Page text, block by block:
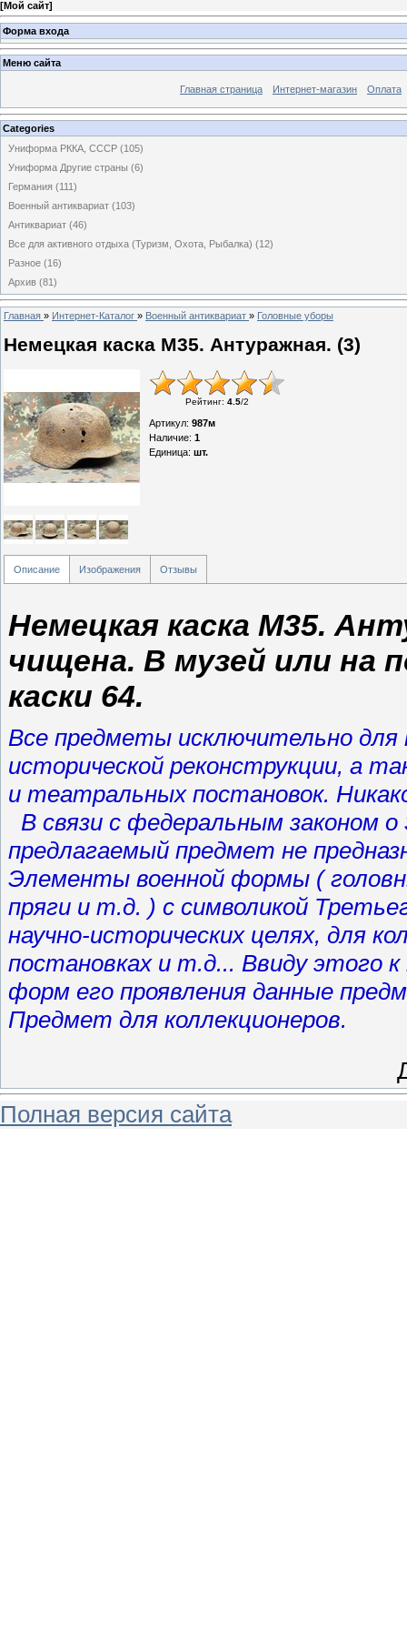
[Мой сайт]
Форма входа
Меню сайта
Главная страница Интернет-магазин Оплата
Categories
Униформа РККА, СССР (105)
Униформа Другие страны (6)
Германия (111)
Военный антиквариат (103)
Антиквариат (46)
Все для активного отдыха (Туризм, Охота, Рыбалка) (12)
Разное (16)
Архив (81)
Главная » Интернет-Каталог » Военный антиквариат » Головные уборы
Немецкая каска М35. Антуражная. (3)
Рейтинг: 4.5/2
Артикул: 987м
Наличие: 1
Единица: шт.
Описание Изображения Отзывы
Немецкая каска М35.
чищена. В музей или на
каски 64.
Все предметы исключительно для
исторической реконструкции, а
и театральных постановок.
В связи с федеральным законом
предлагаемый предмет не
Элементы военной формы (
пряги и т.д. ) с символикой
научно-исторических целях, для
постановках и т.д... Ввиду этого к
форм его проявления данные
Предмет для коллекционеров.
Полная версия сайта